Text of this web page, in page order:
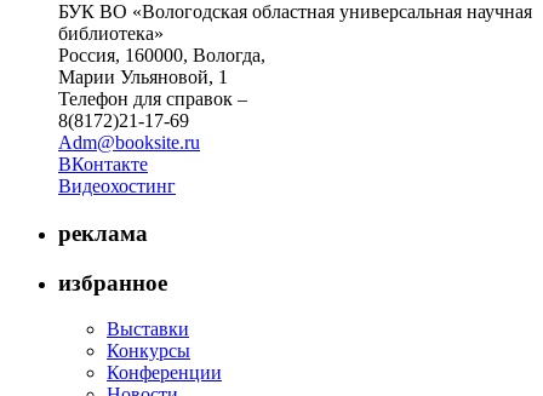
БУК ВО «Вологодская областная универсальная научная
библиотека»
Россия, 160000, Вологда,
Марии Ульяновой, 1
Телефон для справок –
8(8172)21-17-69
Adm@booksite.ru
ВКонтакте
Видеохостинг
реклама
избранное
Выставки
Конкурсы
Конференции